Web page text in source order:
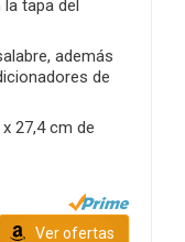
tapa del
además
de
27,4 cm de
Ver ofertas